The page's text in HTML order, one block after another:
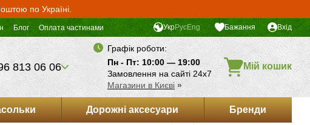
по Україні.
Блог
Оплата частинами
УкрРусEng Бажання Вхід
813 06 06
Графік роботи:
Пн - Пт: 10:00 — 19:00
Замовлення на сайті 24х7
Магазини в Києві »
Мій кошик
Дорожні аксесуари Бренди